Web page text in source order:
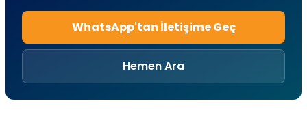
WhatsApp'tan İletişime Geç
Hemen Ara